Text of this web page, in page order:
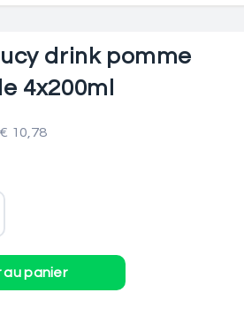
drink pomme
4x200ml
10,78